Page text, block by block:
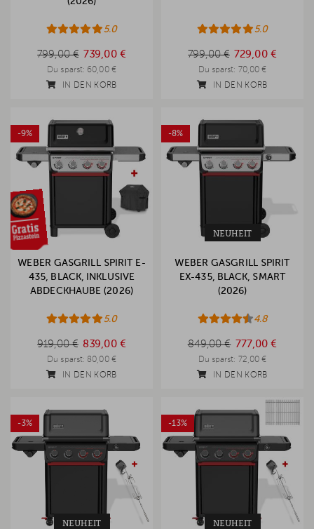
5.0
799,00 € 739,00 €
Du sparst: 60,00 €
IN DEN KORB
5.0
799,00 € 729,00 €
Du sparst: 70,00 €
IN DEN KORB
-9%
WEBER GASGRILL SPIRIT E-
435, BLACK, INKLUSIVE
ABDECKHAUBE (2026)
5.0
919,00 € 839,00 €
Du sparst: 80,00 €
IN DEN KORB
-8%
NEUHEIT
WEBER GASGRILL SPIRIT
EX-435, BLACK, SMART
(2026)
4.8
849,00 € 777,00 €
Du sparst: 72,00 €
IN DEN KORB
-3%
NEUHEIT
-13%
NEUHEIT